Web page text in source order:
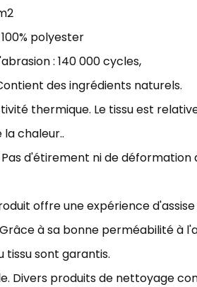
polyester
: 140000 cycles,
des ingrédients naturels.
thermique. Le tissu est
chaleur..
Pas d'étirement ni de déformation
offre une expérience
à sa bonne perméabilité à
tissu sont garantis.
Divers produits de nettoyage